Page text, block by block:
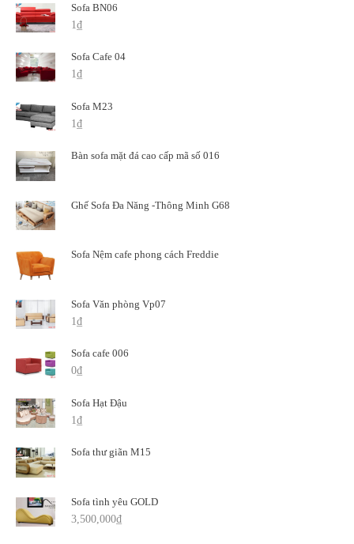
Sofa BN06
1₫
Sofa Cafe 04
1₫
Sofa M23
1₫
Bàn sofa mặt đá cao cấp mã số 016
Ghế Sofa Đa Năng -Thông Minh G68
Sofa Nệm cafe phong cách Freddie
Sofa Văn phòng Vp07
1₫
Sofa cafe 006
0₫
Sofa Hạt Đậu
1₫
Sofa thư giãn M15
Sofa tình yêu GOLD
3,500,000₫